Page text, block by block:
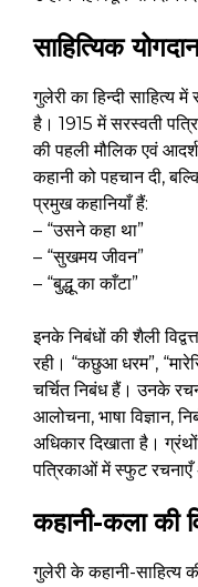
साहित्यिक
गुलेरी का हिन्दी साहित्य
है। 1915 में सरस्वती
की पहली मौलिक एवं
कहानी को पहचान दी,
प्रमुख कहानियाँ हैं:
– “उसने कहा था”
– “सुखमय जीवन”
– “बुद्धू का काँटा”
इनके निबंधों की शैली
रही। “कछुआ धरम”,
चर्चित निबंध हैं। उनके
आलोचना, भाषा विज्ञान,
अधिकार दिखाता है।
पत्रिकाओं में स्फुट रचनाएँ
कहानी-कला की
गुलेरी के कहानी-साहित्य